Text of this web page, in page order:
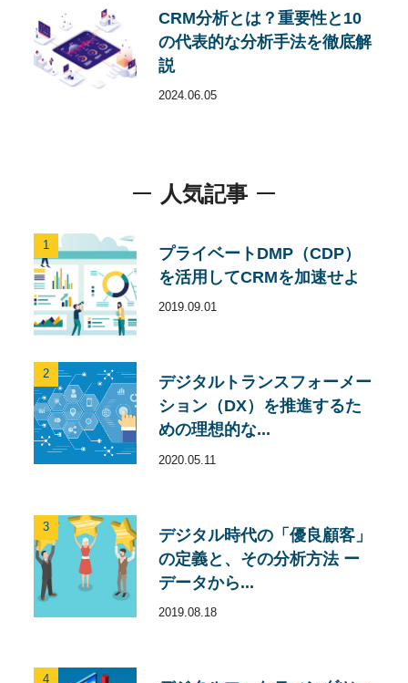
CRM分析とは？重要性と10
の代表的な分析手法を徹底解
説
2024.06.05
人気記事
1
プライベートDMP（CDP）
を活用してCRMを加速せよ
2019.09.01
2
デジタルトランスフォーメー
ション（DX）を推進するた
めの理想的な...
2020.05.11
3
デジタル時代の「優良顧客」
の定義と、その分析方法 ー
データから...
2019.08.18
4